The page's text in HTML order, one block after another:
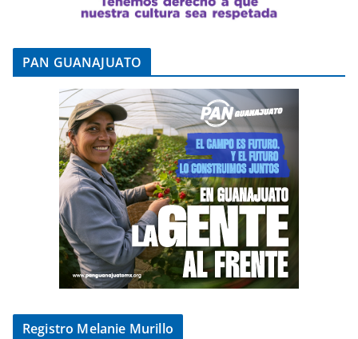
PAN GUANAJUATO
Registro Melanie Murillo